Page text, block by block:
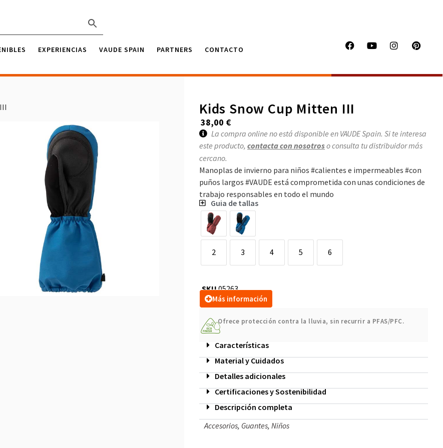
EXPERIENCIAS VAUDE SPAIN PARTNERS CONTACTO
Kids Snow Cup Mitten III
38,00 €
La compra online no está disponible en VAUDE Spain. Si te interesa
este producto,contacta con nosotroso consulta tu distribuidor más
cercano.
Manoplas de invierno para niños #calientes e impermeables #con
puños largos #VAUDE está comprometida con unas condiciones de
trabajo responsables en todo el mundo
Guia de tallas
2 3 4 5 6
SKU05263
Más información
Ofrece protección contra la lluvia, sin recurrir a PFAS/PFC.
Características
Material y Cuidados
Detalles adicionales
Certificaciones y Sostenibilidad
Descripción completa
Accesorios, Guantes,Niños